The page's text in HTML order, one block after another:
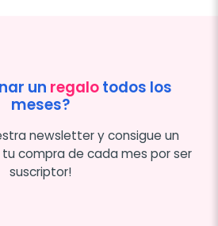
un regalotodos los
meses?
newsletter y consigue un
compra de cada mes por ser
suscriptor!